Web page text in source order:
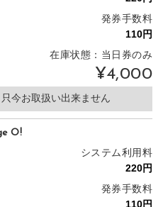
発券手数料
在庫状態：当日券のみ
¥4,000
只今お取扱い出来ません
O!
システム利用料
発券手数料